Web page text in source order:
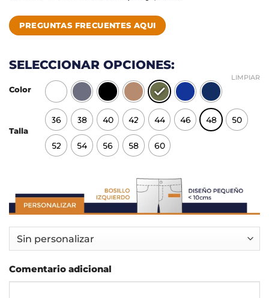
PREGUNTAS FRECUENTES AQUI
SELECCIONAR OPCIONES:
Color
Talla
36 38 40 42 44 46 48 50
52 54 56 58 60
LIMPIAR
Comentario adicional